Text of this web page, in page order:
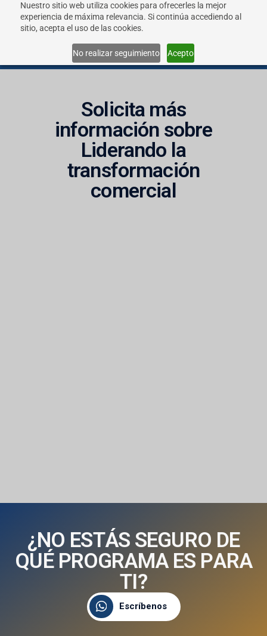
Nuestro sitio web utiliza cookies para ofrecerles la mejor
experiencia de máxima relevancia. Si continúa accediendo al
sitio, acepta el uso de las cookies.
No realizar seguimiento Acepto
Solicita más
información sobre
Liderando la
transformación
comercial
¿NO ESTÁS SEGURO DE
QUÉ PROGRAMA ES PARA
TI?
Escríbenos